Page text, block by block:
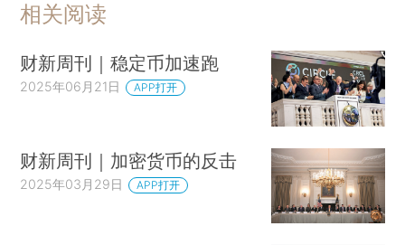
相关阅读
财新周刊｜稳定币加速跑
2025年06月21日 APP打开
财新周刊｜加密货币的反击
2025年03月29日 APP打开